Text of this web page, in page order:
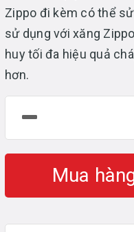
Zippo đi kèm có thể
sử dụng với xăng
huy tối đa hiệu quả
hơn.
Mua